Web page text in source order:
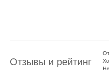
Отзывы и рейтинг